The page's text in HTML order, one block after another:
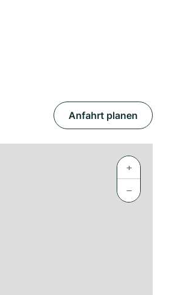
Anfahrt planen
+
−